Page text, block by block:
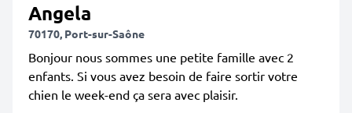
Angela
70170, Port-sur-Saône
Bonjour nous sommes une petite famille avec 2
enfants. Si vous avez besoin de faire sortir votre
chien le week-end ça sera avec plaisir.